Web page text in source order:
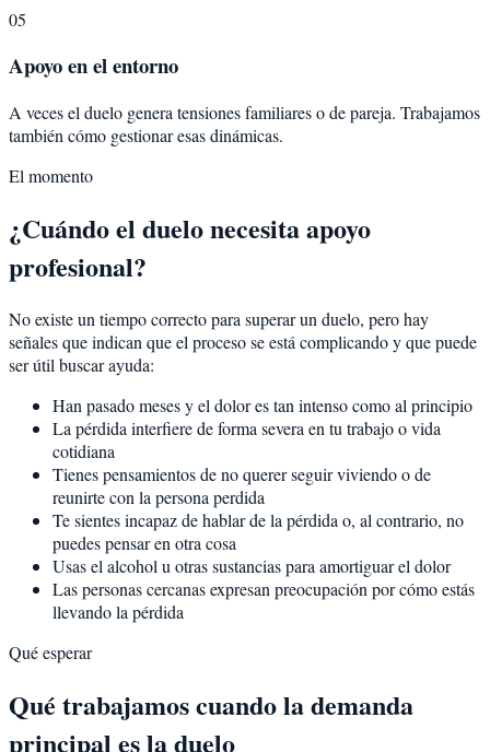
05
Apoyo en el entorno
A veces el duelo genera tensiones familiares o de pareja. Trabajamos
también cómo gestionar esas dinámicas.
El momento
¿Cuándo el duelo necesita apoyo
profesional?
No existe un tiempo correcto para superar un duelo, pero hay
señales que indican que el proceso se está complicando y que puede
ser útil buscar ayuda:
Han pasado meses y el dolor es tan intenso como al principio
La pérdida interfiere de forma severa en tu trabajo o vida
cotidiana
Tienes pensamientos de no querer seguir viviendo o de
reunirte con la persona perdida
Te sientes incapaz de hablar de la pérdida o, al contrario, no
puedes pensar en otra cosa
Usas el alcohol u otras sustancias para amortiguar el dolor
Las personas cercanas expresan preocupación por cómo estás
llevando la pérdida
Qué esperar
Qué trabajamos cuando la demanda
principal es la duelo